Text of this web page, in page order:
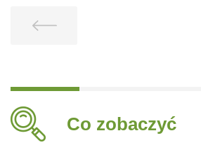
Co zobaczyć